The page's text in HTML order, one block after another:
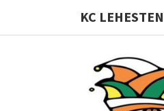
KC LEHESTEN